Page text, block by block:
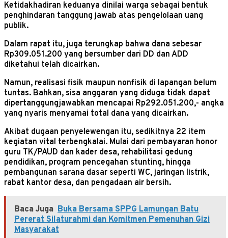
Ketidakhadiran keduanya dinilai warga sebagai bentuk
penghindaran tanggung jawab atas pengelolaan uang
publik.
Dalam rapat itu, juga terungkap bahwa dana sebesar
Rp309.051.200 yang bersumber dari DD dan ADD
diketahui telah dicairkan.
Namun, realisasi fisik maupun nonfisik di lapangan belum
tuntas. Bahkan, sisa anggaran yang diduga tidak dapat
dipertanggungjawabkan mencapai Rp292.051.200,- angka
yang nyaris menyamai total dana yang dicairkan.
Akibat dugaan penyelewengan itu, sedikitnya 22 item
kegiatan vital terbengkalai. Mulai dari pembayaran honor
guru TK/PAUD dan kader desa, rehabilitasi gedung
pendidikan, program pencegahan stunting, hingga
pembangunan sarana dasar seperti WC, jaringan listrik,
rabat kantor desa, dan pengadaan air bersih.
Baca Juga Buka Bersama SPPG Lamungan Batu
Pererat Silaturahmi dan Komitmen Pemenuhan Gizi
Masyarakat